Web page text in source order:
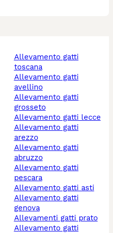
allevamento gatti
toscana
allevamento gatti
avellino
allevamento gatti
grosseto
allevamento gatti lecce
allevamento gatti
arezzo
allevamento gatti
abruzzo
allevamento gatti
pescara
allevamento gatti asti
allevamento gatti
genova
allevamenti gatti prato
allevamento gatti